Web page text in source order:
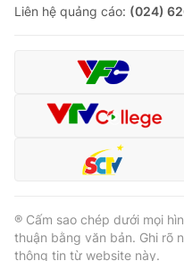
Liên hệ quảng cáo: (024)
® Cấm sao chép dưới mọi
thuận bằng văn bản. Ghi rõ
thông tin từ website này.